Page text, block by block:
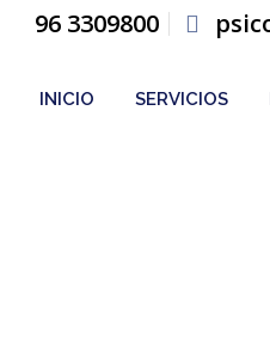
96 3309800
INICIO SERVICIOS